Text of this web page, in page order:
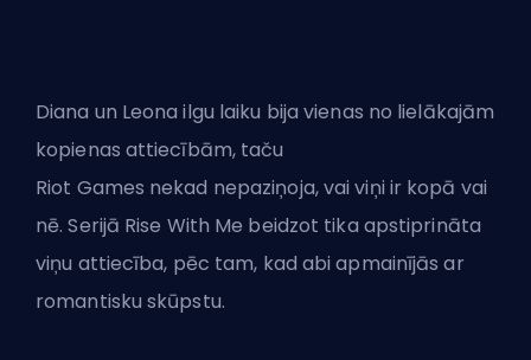
Diana un Leona ilgu laiku bija vienas no lielākajām
kopienas attiecībām, taču
Riot Games nekad nepaziņoja, vai viņi ir kopā vai
nē. Serijā Rise With Me beidzot tika apstiprināta
viņu attiecība, pēc tam, kad abi apmainījās ar
romantisku skūpstu.